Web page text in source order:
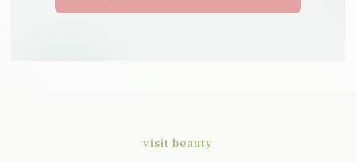
visit beauty